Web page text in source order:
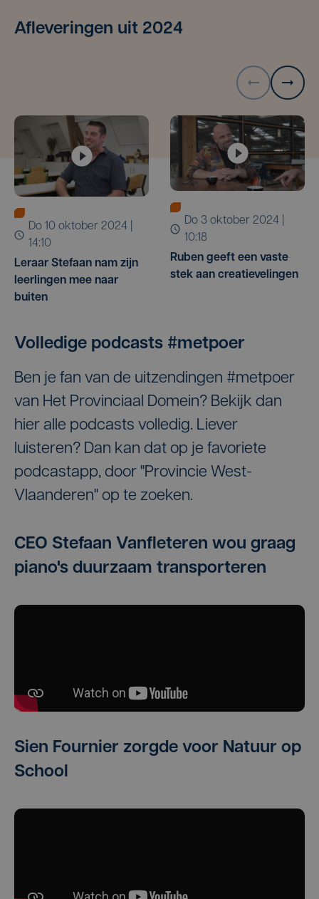
Afleveringen uit 2024
do 10 oktober 2024 |
14:10
Leraar Stefaan nam zijn
leerlingen mee naar
buiten
do 3 oktober 2024 |
10:18
Ruben geeft een vaste
stek aan creatievelingen
Volledige podcasts #metpoer
Ben je fan van de uitzendingen #metpoer
van Het Provinciaal Domein? Bekijk dan
hier alle podcasts volledig. Liever
luisteren? Dan kan dat op je favoriete
podcastapp, door "Provincie West-
Vlaanderen" op te zoeken.
CEO Stefaan Vanfleteren wou graag
piano's duurzaam transporteren
Sien Fournier zorgde voor Natuur op
School